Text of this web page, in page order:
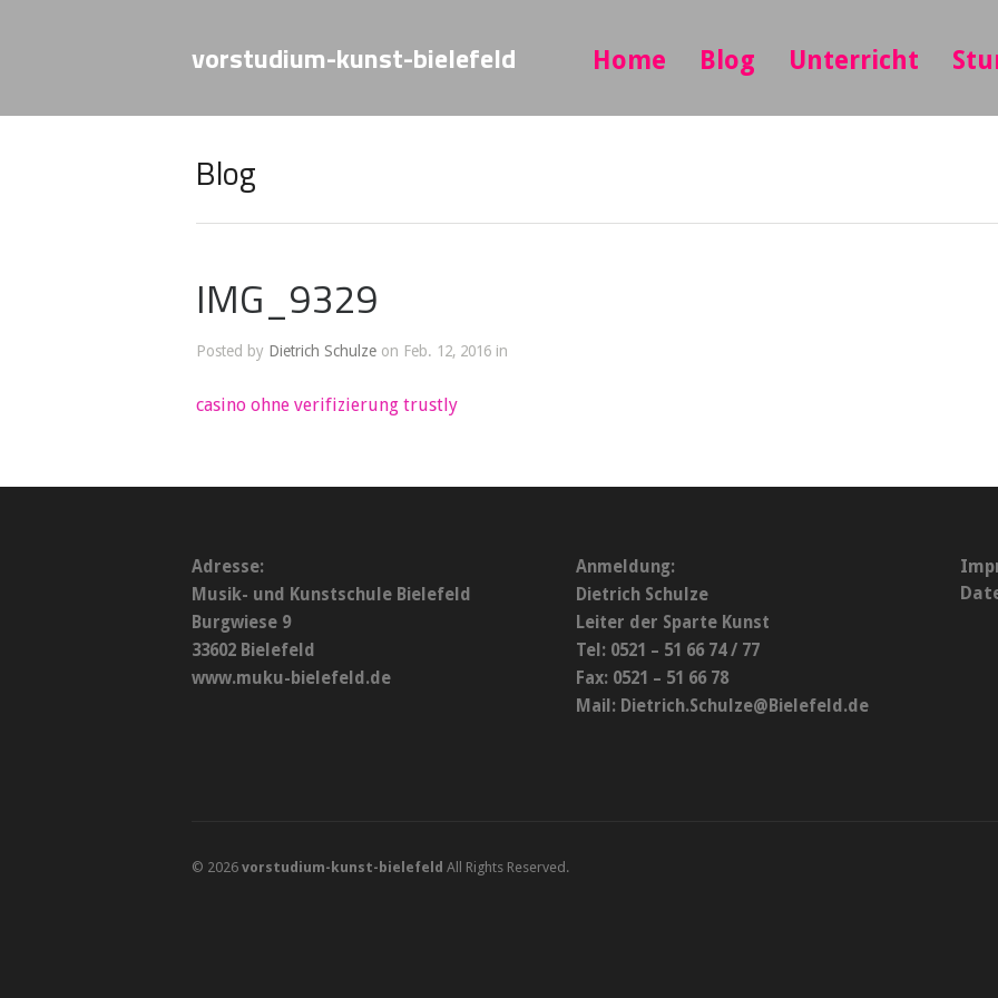
vorstudium-kunst-bielefeld Home Blog Unterricht
Blog
IMG_9329
Posted by Dietrich Schulze on Feb. 12, 2016 in
casino ohne verifizierung trustly
Adresse:
Musik- und Kunstschule Bielefeld
Burgwiese 9
33602 Bielefeld
www.muku-bielefeld.de
Anmeldung:
Dietrich Schulze
Leiter der Sparte Kunst
Tel: 0521 – 51 66 74 / 77
Fax: 0521 – 51 66 78
Mail: Dietrich.Schulze@Bielefeld.de
© 2026 vorstudium-kunst-bielefeld All Rights Reserved.